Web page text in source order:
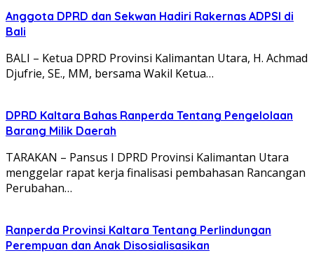
Anggota DPRD dan Sekwan Hadiri Rakernas ADPSI di
Bali
BALI – Ketua DPRD Provinsi Kalimantan Utara, H. Achmad
Djufrie, SE., MM, bersama Wakil Ketua…
DPRD Kaltara Bahas Ranperda Tentang Pengelolaan
Barang Milik Daerah
TARAKAN – Pansus I DPRD Provinsi Kalimantan Utara
menggelar rapat kerja finalisasi pembahasan Rancangan
Perubahan…
Ranperda Provinsi Kaltara Tentang Perlindungan
Perempuan dan Anak Disosialisasikan